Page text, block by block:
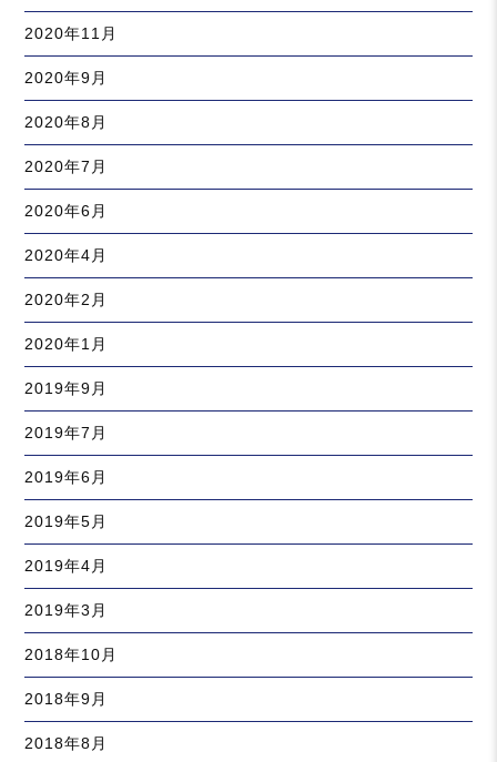
2020年11月
2020年9月
2020年8月
2020年7月
2020年6月
2020年4月
2020年2月
2020年1月
2019年9月
2019年7月
2019年6月
2019年5月
2019年4月
2019年3月
2018年10月
2018年9月
2018年8月